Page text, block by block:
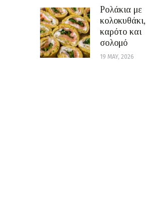
Ρολάκια με
κολοκυθάκι,
καρότο και
σολομό
19 MAY, 2026